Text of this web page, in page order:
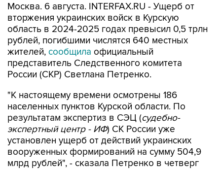
область в 2024-2025 годах превысил 0,5 трлн
рублей, погибшими числятся 640 местных
жителей,сообщилаофициальный
представитель Следственного комитета
России (СКР) Светлана Петренко.
"К настоящему времени осмотрены 186
результатам экспертиз в СЭЦ (судебно-
экспертный центр - ИФ) СК России уже
установлен ущерб от действий украинских
вооруженных формирований на сумму 504,9
млрд рублей", - сказала Петренко в четверг
журналистам.